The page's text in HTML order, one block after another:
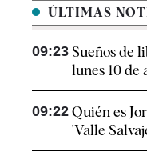
ÚLTIMAS
09:23 Sueños de
lunes 10 de
09:22 Quién es
'Valle